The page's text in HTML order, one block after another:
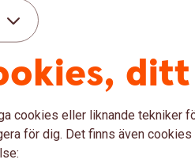
konkurrensfördel) relativt
ert team för eventuella
kunderna
vad som är rimligt för just ditt
förstår var det finns möjligheter
sätt – genom analys – att du
finns.
ditt
cookies eller liknande tekniker
för dig. Det finns även cookies